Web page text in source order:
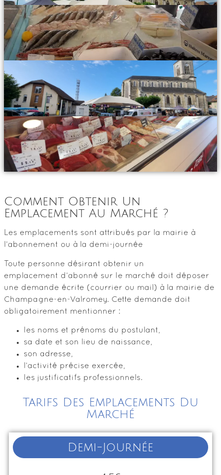
Comment Obtenir Un
Emplacement Au Marché ?
Les emplacements sont attribués par la mairie à
l’abonnement ou à la demi-journée
Toute personne désirant obtenir un
emplacement d’abonné sur le marché doit déposer
une demande écrite (courrier ou mail) à la mairie de
Champagne-en-Valromey. Cette demande doit
obligatoirement mentionner :
les noms et prénoms du postulant,
sa date et son lieu de naissance,
son adresse,
l’activité précise exercée,
les justificatifs professionnels.
Tarifs Des Emplacements Du
Marché
Demi-Journée